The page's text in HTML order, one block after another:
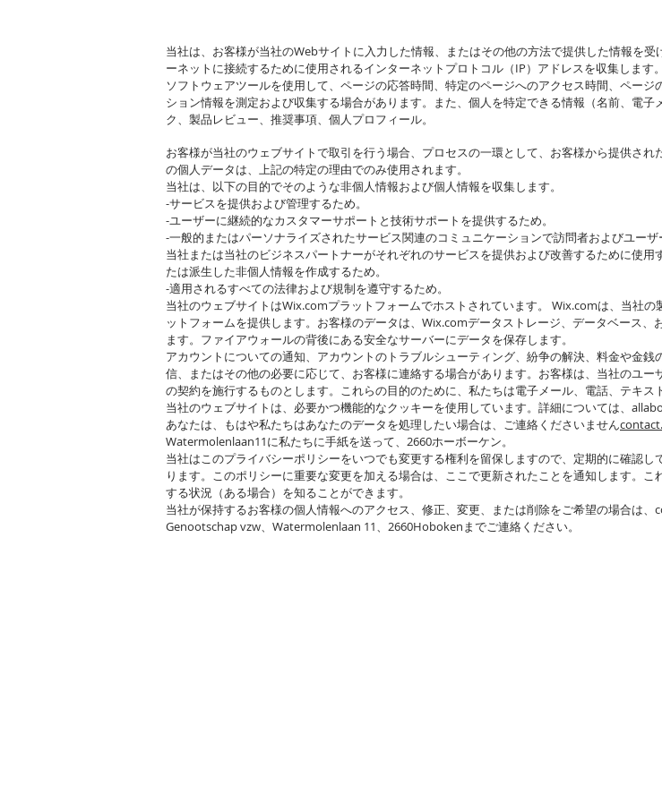
当社は、お客様が当社のWebサイトに入力した情報、またはその他の方法で提供した情報を
ーネットに接続するために使用されるインターネットプロトコル（IP）アドレスを収集します
ソフトウェアツールを使用して、ページの応答時間、特定のページへのアクセス時間、ペー
ション情報を測定および収集する場合があります。また、個人を特定できる情報（名前、電
ク、製品レビュー、推奨事項、個人プロフィール。
お客様が当社のウェブサイトで取引を行う場合、プロセスの一環として、お客様から提供さ
の個人データは、上記の特定の理由でのみ使用されます。
当社は、以下の目的でそのような非個人情報および個人情報を収集します。
-サービスを提供および管理するため。
-ユーザーに継続的なカスタマーサポートと技術サポートを提供するため。
-一般的またはパーソナライズされたサービス関連のコミュニケーションで訪問者およびユーザ
当社または当社のビジネスパートナーがそれぞれのサービスを提供および改善するために使
たは派生した非個人情報を作成するため。
-適用されるすべての法律および規制を遵守するため。
当社のウェブサイトはWix.comプラットフォームでホストされています。 Wix.comは、当社
ットフォームを提供します。お客様のデータは、Wix.comデータストレージ、データベース
ます。ファイアウォールの背後にある安全なサーバーにデータを保存します。
アカウントについての通知、アカウントのトラブルシューティング、紛争の解決、料金や金
信、またはその他の必要に応じて、お客様に連絡する場合があります。お客様は、当社のユ
の契約を施行するものとします。これらの目的のために、私たちは電子メール、電話、テキス
当社のウェブサイトは、必要かつ機能的なクッキーを使用しています。詳細については、
あなたは、もはや私たちはあなたのデータを処理したい場合は、ご連絡くださいません
Watermolenlaan11に私たちに手紙を送って、2660ホーボーケン。
当社はこのプライバシーポリシーをいつでも変更する権利を留保しますので、定期的に確認
ります。このポリシーに重要な変更を加える場合は、ここで更新されたことを通知します。
する状況（ある場合）を知ることができます。
当社が保持するお客様の個人情報へのアクセス、修正、変更、または削除をご希望の場合は
Genootschap vzw、Watermolenlaan 11、2660Hobokenまでご連絡ください。